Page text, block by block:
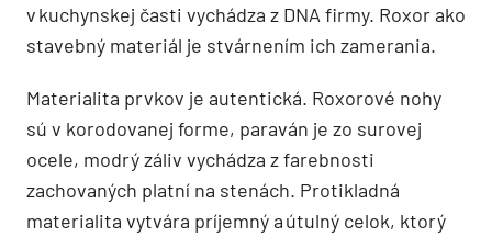
v kuchynskej časti vychádza z DNA firmy. Roxor ako
stavebný materiál je stvárnením ich zamerania.
Materialita prvkov je autentická. Roxorové nohy
sú v korodovanej forme, paraván je zo surovej
ocele, modrý záliv vychádza z farebnosti
zachovaných platní na stenách. Protikladná
materialita vytvára príjemný a útulný celok, ktorý